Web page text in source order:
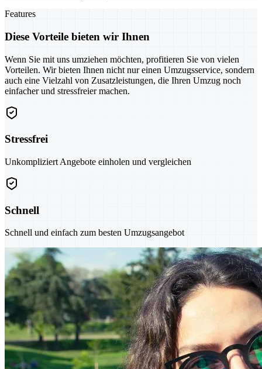
Features
Diese Vorteile bieten wir Ihnen
Wenn Sie mit uns umziehen möchten, profitieren Sie von vielen
Vorteilen. Wir bieten Ihnen nicht nur einen Umzugsservice, sondern
auch eine Vielzahl von Zusatzleistungen, die Ihren Umzug noch
einfacher und stressfreier machen.
Stressfrei
Unkompliziert Angebote einholen und vergleichen
Schnell
Schnell und einfach zum besten Umzugsangebot